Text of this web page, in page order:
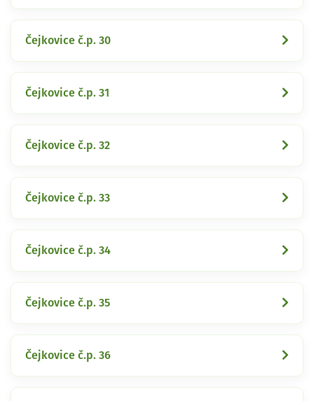
Čejkovice č.p. 30
Čejkovice č.p. 31
Čejkovice č.p. 32
Čejkovice č.p. 33
Čejkovice č.p. 34
Čejkovice č.p. 35
Čejkovice č.p. 36